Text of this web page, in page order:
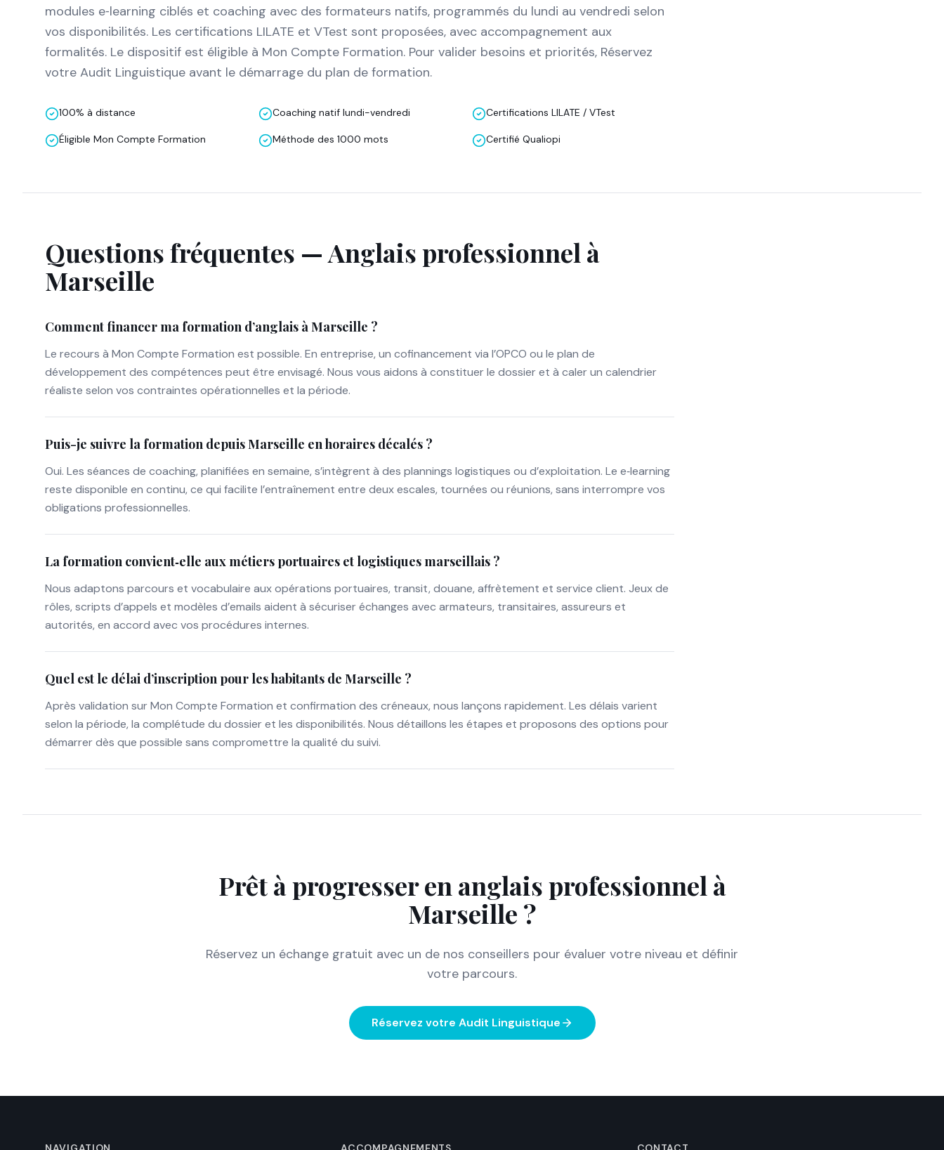
modules e‑learning ciblés et coaching avec des formateurs natifs, programmés du lundi au vendredi selon
vos disponibilités. Les certifications LILATE et VTest sont proposées, avec accompagnement aux
formalités. Le dispositif est éligible à Mon Compte Formation. Pour valider besoins et priorités, Réservez
votre Audit Linguistique avant le démarrage du plan de formation.
100% à distance Coaching natif lundi-vendredi Certifications LILATE / VTest
Éligible Mon Compte Formation Méthode des 1000 mots Certifié Qualiopi
Questions fréquentes — Anglais professionnel à
Marseille
Comment financer ma formation d’anglais à Marseille ?
Le recours à Mon Compte Formation est possible. En entreprise, un cofinancement via l’OPCO ou le plan de
développement des compétences peut être envisagé. Nous vous aidons à constituer le dossier et à caler un calendrier
réaliste selon vos contraintes opérationnelles et la période.
Puis-je suivre la formation depuis Marseille en horaires décalés ?
Oui. Les séances de coaching, planifiées en semaine, s’intègrent à des plannings logistiques ou d’exploitation. Le e‑learning
reste disponible en continu, ce qui facilite l’entraînement entre deux escales, tournées ou réunions, sans interrompre vos
obligations professionnelles.
La formation convient‑elle aux métiers portuaires et logistiques marseillais ?
Nous adaptons parcours et vocabulaire aux opérations portuaires, transit, douane, affrètement et service client. Jeux de
rôles, scripts d’appels et modèles d’emails aident à sécuriser échanges avec armateurs, transitaires, assureurs et
autorités, en accord avec vos procédures internes.
Quel est le délai d’inscription pour les habitants de Marseille ?
Après validation sur Mon Compte Formation et confirmation des créneaux, nous lançons rapidement. Les délais varient
selon la période, la complétude du dossier et les disponibilités. Nous détaillons les étapes et proposons des options pour
démarrer dès que possible sans compromettre la qualité du suivi.
Prêt à progresser en anglais professionnel à
Marseille ?
Réservez un échange gratuit avec un de nos conseillers pour évaluer votre niveau et définir
votre parcours.
Réservez votre Audit Linguistique